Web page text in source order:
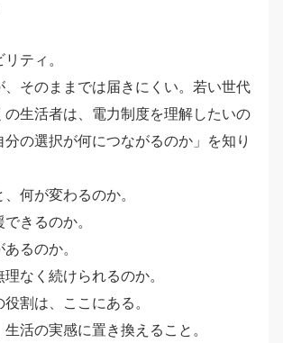
ティ。
、そのままでは届きにくい。若い世代
の生活者は、電力制度を理解したいの
の選択が何につながるのか」を知り
何が変わるのか。
きるのか。
るのか。
なく続けられるのか。
割は、ここにある。
活の実感に置き換えること。